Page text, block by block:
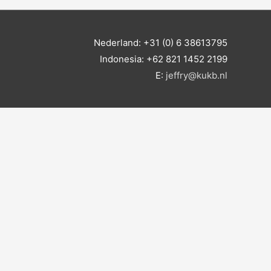
Nederland: +31 (0) 6 38613795
Indonesia: +62 821 1452 2199
E: jeffry@kukb.nl